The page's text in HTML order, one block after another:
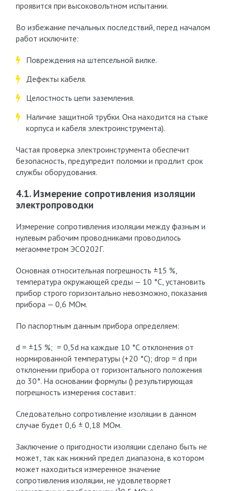
проявится при высоковольтном испытании.
Во избежание печальных последствий, перед началом
работ исключите:
Повреждения на штепсельной вилке.
Дефекты кабеля.
Целостность цепи заземления.
Наличие защитной трубки. Она находится на стыке
корпуса и кабеля электроинструмента).
Частая проверка электроинструмента обеспечит
безопасность, предупредит поломки и продлит срок
службы оборудования.
4.1. Измерение сопротивления изоляции
электропроводки
Измерение сопротивления изоляции между фазным и
нулевым рабочим проводниками проводилось
мегаомметром ЭСО202Г.
Основная относительная погрешность ±15 %,
температура окружающей среды — 10 °С, установить
прибор строго горизонтально невозможно, показания
прибора — 0,6 МОм.
По паспортным данным прибора определяем:
d = ±15 %; = 0,5d на каждые 10 °С отклонения от
нормированной температуры (+20 °С); dгор = d при
отклонении прибора от горизонтального положения
до 30°. На основании формулы () результирующая
погрешность измерения составит:
Следовательно сопротивление изоляции в данном
случае будет 0,6 ± 0,18 МОм.
Заключение о пригодности изоляции сделано быть не
может, так как нижний предел диапазона, в котором
может находиться измеренное значение
сопротивления изоляции, не удовлетворяет